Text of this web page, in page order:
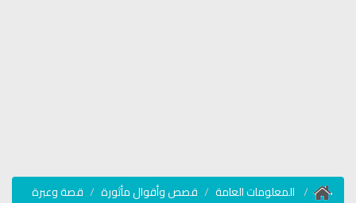
المعلومات العامة قصص وأقوال مأثورة قصة وعبرة